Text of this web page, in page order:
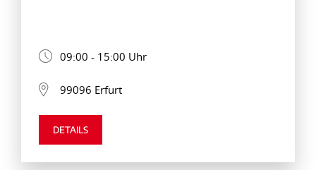
09:00 - 15:00 Uhr
99096 Erfurt
DETAILS